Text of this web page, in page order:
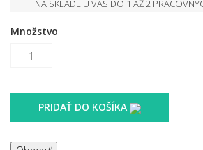
NA SKLADE U VÁS DO 1 AŽ 2
Množstvo
PRIDAŤ DO KOŠÍKA